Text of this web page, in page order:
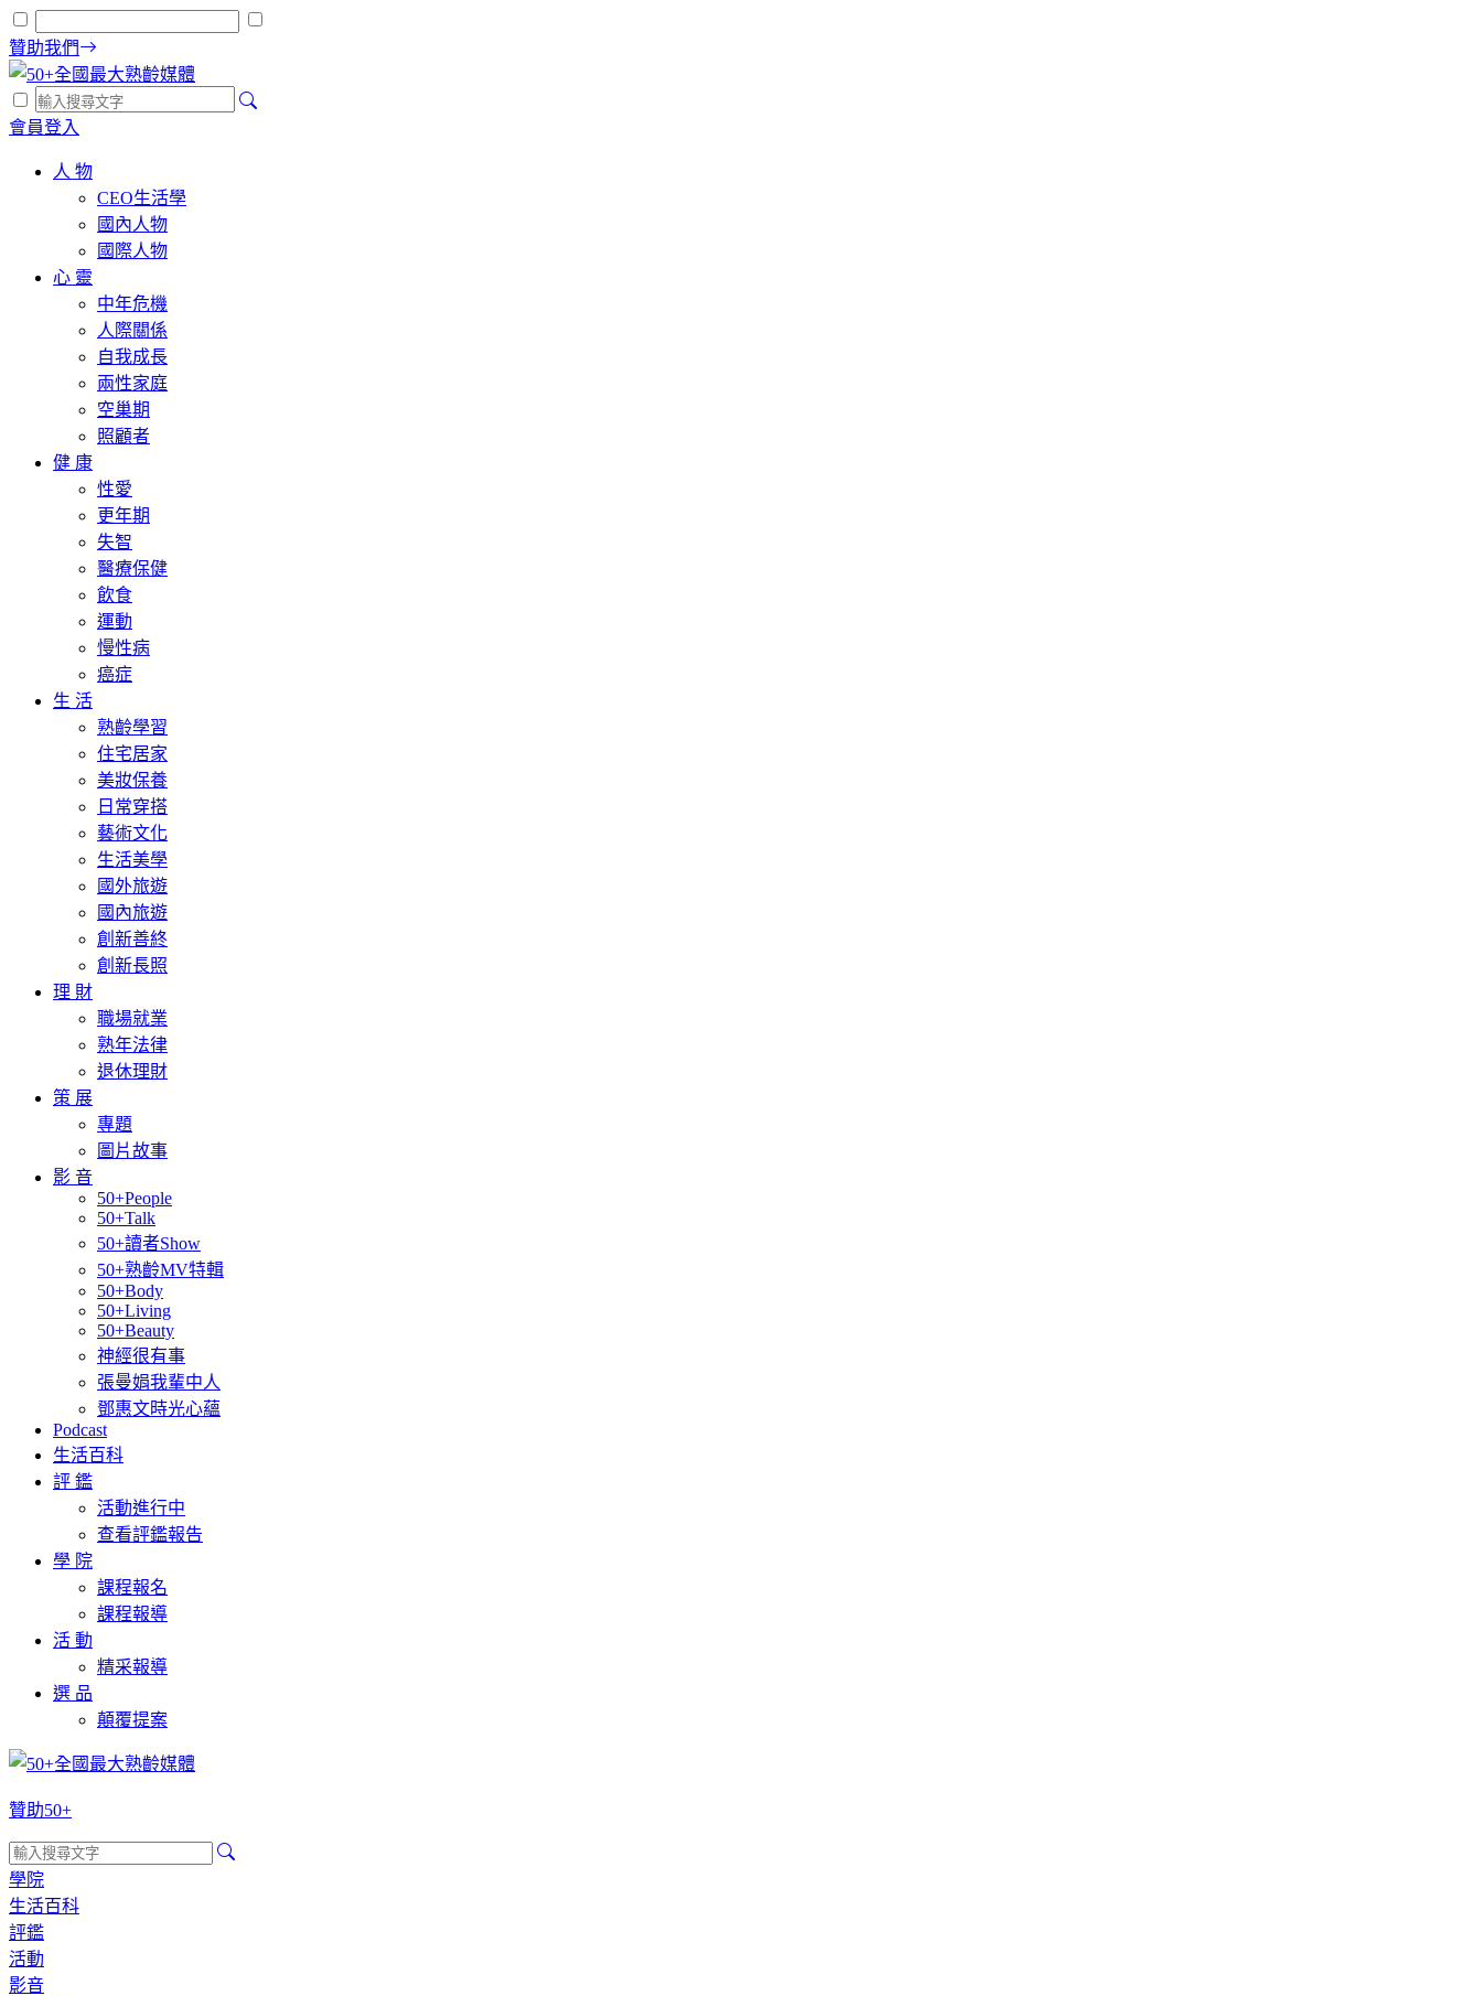
贊助我們
會員登入
人 物
CEO生活學
國內人物
國際人物
心 靈
中年危機
人際關係
自我成長
兩性家庭
空巢期
照顧者
健 康
性愛
更年期
失智
醫療保健
飲食
運動
慢性病
癌症
生 活
熟齡學習
住宅居家
美妝保養
日常穿搭
藝術文化
生活美學
國外旅遊
國內旅遊
創新善終
創新長照
理 財
職場就業
熟年法律
退休理財
策 展
專題
圖片故事
影 音
50+People
50+Talk
50+讀者Show
50+熟齡MV特輯
50+Body
50+Living
50+Beauty
神經很有事
張曼娟我輩中人
鄧惠文時光心蘊
Podcast
生活百科
評 鑑
活動進行中
查看評鑑報告
學 院
課程報名
課程報導
活 動
精采報導
選 品
顛覆提案
贊助50+
學院
生活百科
評鑑
活動
影音